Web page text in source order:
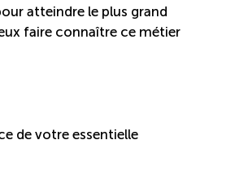
atteindre le plus grand
faire connaître ce métier
de votre essentielle